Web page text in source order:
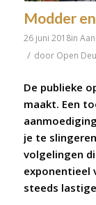
Modder
26 juni 2018in
/ door Open
De publieke
maakt. Een
je te
volgelingen
exponentieel
steeds